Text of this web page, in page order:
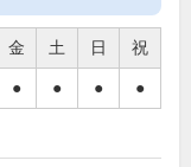
金 土 日 祝
● ● ● ●